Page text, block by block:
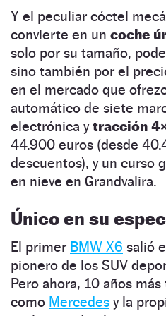
Y el peculiar cóctel
convierte en un coche
solo por su tamaño,
sino también por el
en el mercado que
automático de siete
electrónica ytracción
44.900 euros (desde
descuentos), y un curso
en nieve en Grandvalira.
Único en su
El primer BMW X6 salió
pionero de los SUV
Pero ahora, 10 años
como Mercedes y la